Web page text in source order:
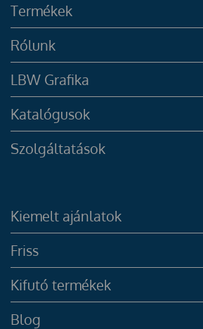
Termékek
Rólunk
LBW Grafika
Katalógusok
Szolgáltatások
Kiemelt ajánlatok
Friss
Kifutó termékek
Blog